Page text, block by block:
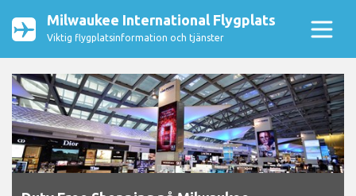
Milwaukee International Flygplats
Viktig flygplatsinformation och tjänster